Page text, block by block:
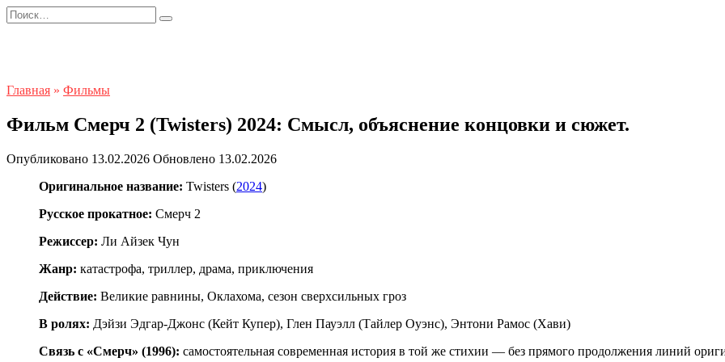
Перейти
к
Search
for:
Главная » Фильмы
Фильм Смерч 2 (Twisters) 2024: Смысл, объяснение концовки и сюжет.
Опубликовано 13.02.2026 Обновлено 13.02.2026
Оригинальное название: Twisters (2024)
Русское прокатное: Смерч 2
Режиссер: Ли Айзек Чун
Жанр: катастрофа, триллер, драма, приключения
Действие: Великие равнины, Оклахома, сезон сверхсильных гроз
В ролях: Дэйзи Эдгар-Джонс (Кейт Купер), Глен Пауэлл (Тайлер Оуэнс), Энтони Рамос (Хави)
Связь с «Смерч» (1996): самостоятельная современная история в той же стихии — без прямого продолжения линий